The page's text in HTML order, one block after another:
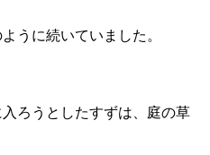
うに続いていました。
ろうとしたすずは、庭の草